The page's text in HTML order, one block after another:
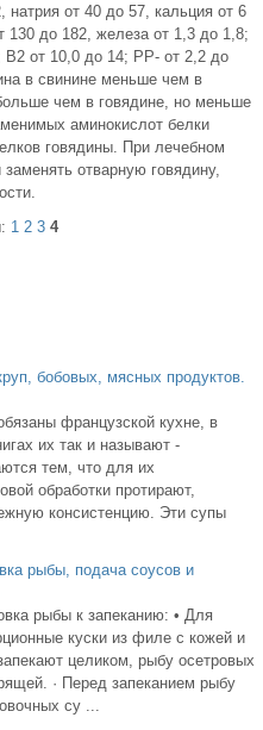
от 40 до 57, кальция от 6
до 182, железа от 1,3 до 1,8;
В2 от 10,0 до 14; РР- от 2,2 до
в свинине меньше чем в
чем в говядине, но меньше
аминокислот белки
говядины. При лечебном
отварную говядину,
1 2 3 4
бобовых, мясных продуктов.
французской кухне, в
их так и называют -
тем, что для их
обработки протирают,
консистенцию. Эти супы
рыбы, подача соусов и
рыбы к запеканию: • Для
куски из филе с кожей и
целиком, рыбу осетровых
· Перед запеканием рыбу
су ...